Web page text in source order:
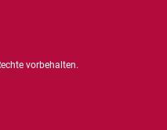
vorbehalten.